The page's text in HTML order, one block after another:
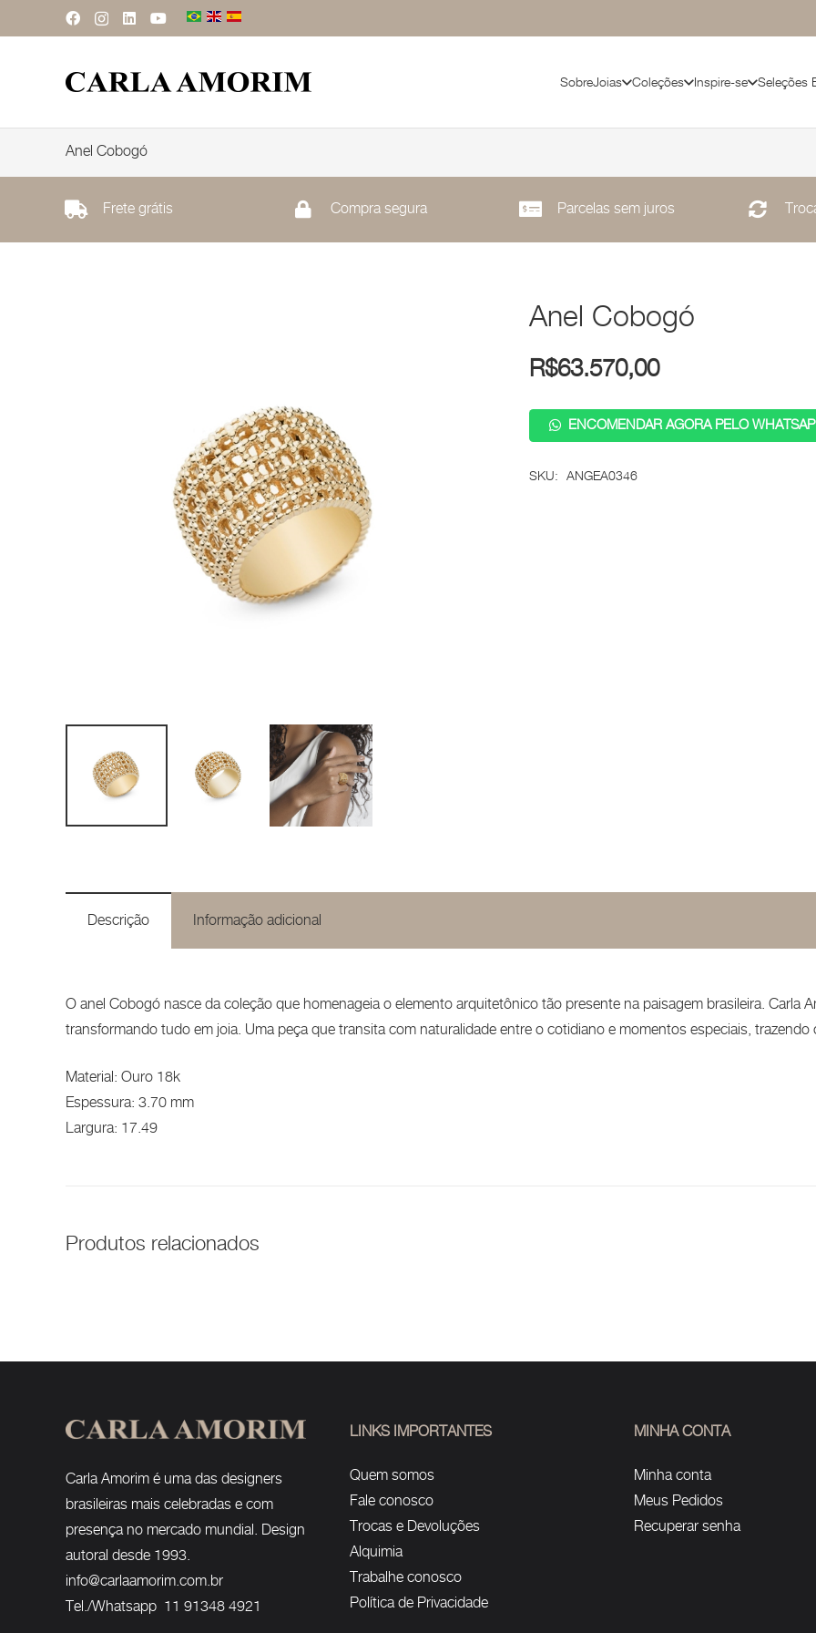
SobreJoias Coleções Inspire-se Seleções
Anel Cobogó
Frete grátis Compra segura Parcelas sem juros
Anel Cobogó
R$63.570,00
ENCOMENDAR AGORA PELO
SKU: ANGEA0346
Descrição Informação adicional
O anel Cobogó nasce da coleção que homenageia o elemento arquitetônico tão presente na paisagem brasileira. Carla
transformando tudo em joia. Uma peça que transita com naturalidade entre o cotidiano e momentos especiais, trazendo
Material: Ouro 18k
Espessura: 3.70 mm
Largura: 17.49
Produtos relacionados
Carla Amorim é uma das designers
brasileiras mais celebradas e com
presença no mercado mundial. Design
autoral desde 1993.
info@carlaamorim.com.br
Tel./Whatsapp 11 91348 4921
LINKS IMPORTANTES
Quem somos
Fale conosco
Trocas e Devoluções
Alquimia
Trabalhe conosco
Política de Privacidade
MINHA CONTA
Minha conta
Meus Pedidos
Recuperar senha